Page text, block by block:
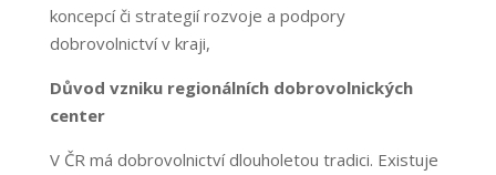
koncepcí či strategií rozvoje a podpory
dobrovolnictví v kraji,
Důvod vzniku regionálních dobrovolnických
center
V ČR má dobrovolnictví dlouholetou tradici. Existuje